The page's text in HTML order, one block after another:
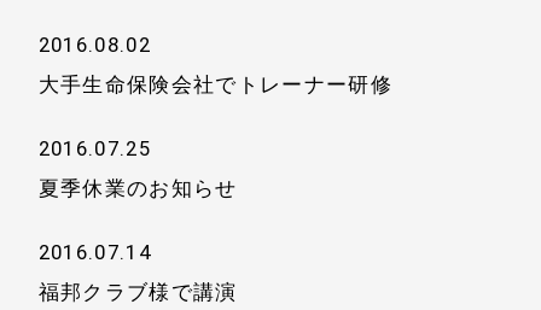
2016.08.02
大手生命保険会社でトレーナー研修
2016.07.25
夏季休業のお知らせ
2016.07.14
福邦クラブ様で講演